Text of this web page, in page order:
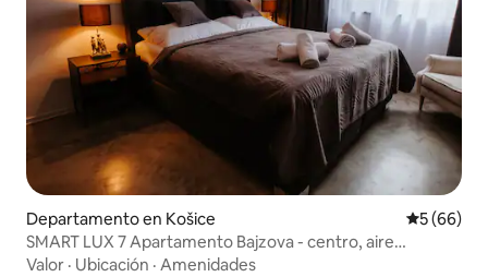
Departamento en Košice
5 (66)
SMART LUX 7 Apartamento Bajzova - centro, aire
acondicionado 2x
Valor · Ubicación · Amenidades